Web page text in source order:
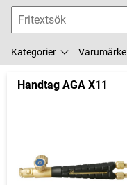
Kategorier Varumärke
Handtag AGA X11